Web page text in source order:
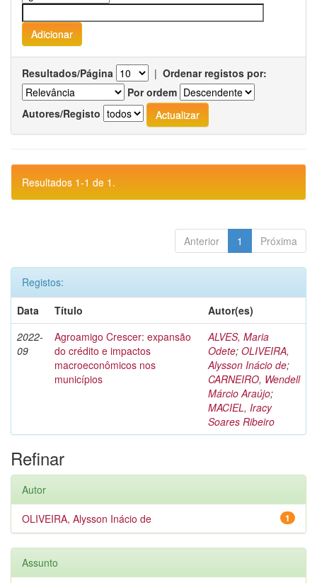
Resultados/Página | Ordenar registos por:
Por ordem
Autores/Registo
Resultados 1-1 de 1.
Anterior 1 Próxima
Registos:
Data
Título
Autor(es)
2022-
09
Agroamigo Crescer: expansão
do crédito e impactos
macroeconômicos nos
municípios
ALVES, Maria
Odete; OLIVEIRA,
Alysson Inácio de;
CARNEIRO, Wendell
Márcio Araújo;
MACIEL, Iracy
Soares Ribeiro
Refinar
Autor
1
OLIVEIRA, Alysson Inácio de
Assunto